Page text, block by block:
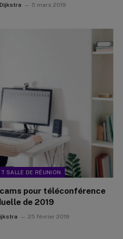
5 mars 2019
SALLE DE RÉUNION
pour téléconférence
de 2019
25 février 2019